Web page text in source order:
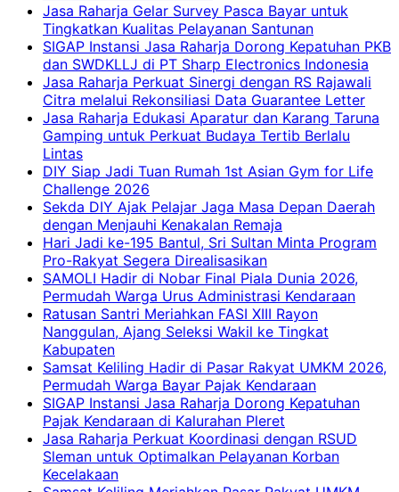
Jasa Raharja Gelar Survey Pasca Bayar untuk
Tingkatkan Kualitas Pelayanan Santunan
SIGAP Instansi Jasa Raharja Dorong Kepatuhan PKB
dan SWDKLLJ di PT Sharp Electronics Indonesia
Jasa Raharja Perkuat Sinergi dengan RS Rajawali
Citra melalui Rekonsiliasi Data Guarantee Letter
Jasa Raharja Edukasi Aparatur dan Karang Taruna
Gamping untuk Perkuat Budaya Tertib Berlalu
Lintas
DIY Siap Jadi Tuan Rumah 1st Asian Gym for Life
Challenge 2026
Sekda DIY Ajak Pelajar Jaga Masa Depan Daerah
dengan Menjauhi Kenakalan Remaja
Hari Jadi ke-195 Bantul, Sri Sultan Minta Program
Pro-Rakyat Segera Direalisasikan
SAMOLI Hadir di Nobar Final Piala Dunia 2026,
Permudah Warga Urus Administrasi Kendaraan
Ratusan Santri Meriahkan FASI XIII Rayon
Nanggulan, Ajang Seleksi Wakil ke Tingkat
Kabupaten
Samsat Keliling Hadir di Pasar Rakyat UMKM 2026,
Permudah Warga Bayar Pajak Kendaraan
SIGAP Instansi Jasa Raharja Dorong Kepatuhan
Pajak Kendaraan di Kalurahan Pleret
Jasa Raharja Perkuat Koordinasi dengan RSUD
Sleman untuk Optimalkan Pelayanan Korban
Kecelakaan